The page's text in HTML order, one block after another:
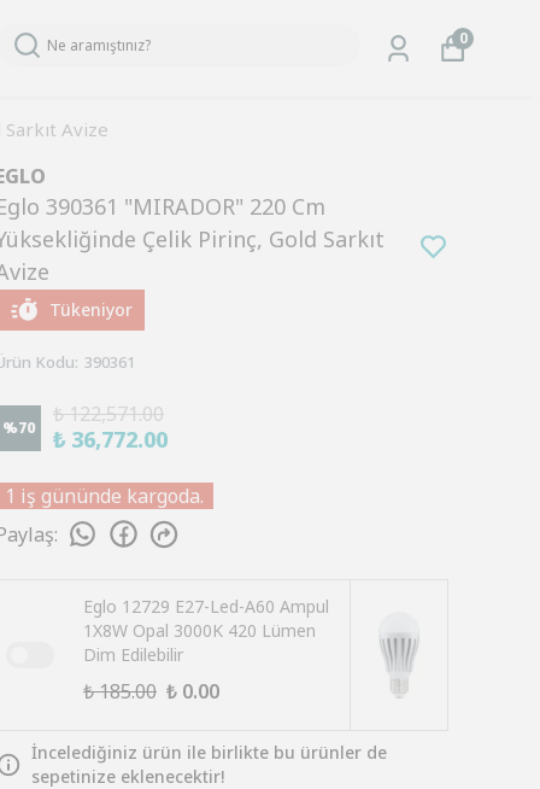
0
Avize
390361 "MIRADOR" 220 Cm
Çelik Pirinç, Gold Sarkıt
Tükeniyor
Kodu: 390361
%70
₺ 122,571.00
₺ 36,772.00
1 iş gününde kargoda.
:
Eglo 12729 E27-Led-A60 Ampul
1X8W Opal 3000K 420 Lümen
Dim Edilebilir
₺ 185.00 ₺ 0.00
İncelediğiniz ürün ile birlikte bu ürünler de
sepetinize eklenecektir!